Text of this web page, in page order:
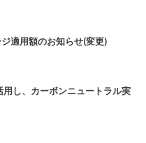
適用額のお知らせ(変更)
し、カーボンニュートラル実